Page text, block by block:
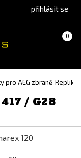
přihlásit se
Košík 0
(prázdný)
pro AEG zbraně Repliky
/ G28